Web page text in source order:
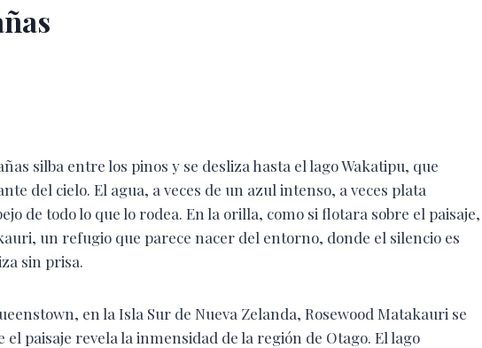
silba entre los pinos y se desliza hasta el lago Wakatipu, que
del cielo. El agua, a veces de un azul intenso, a veces plata
de todo lo que lo rodea. En la orilla, como si flotara sobre el paisaje,
un refugio que parece nacer del entorno, donde el silencio es
sin prisa.
en la Isla Sur de Nueva Zelanda, Rosewood Matakauri se
paisaje revela la inmensidad de la región de Otago. El lago